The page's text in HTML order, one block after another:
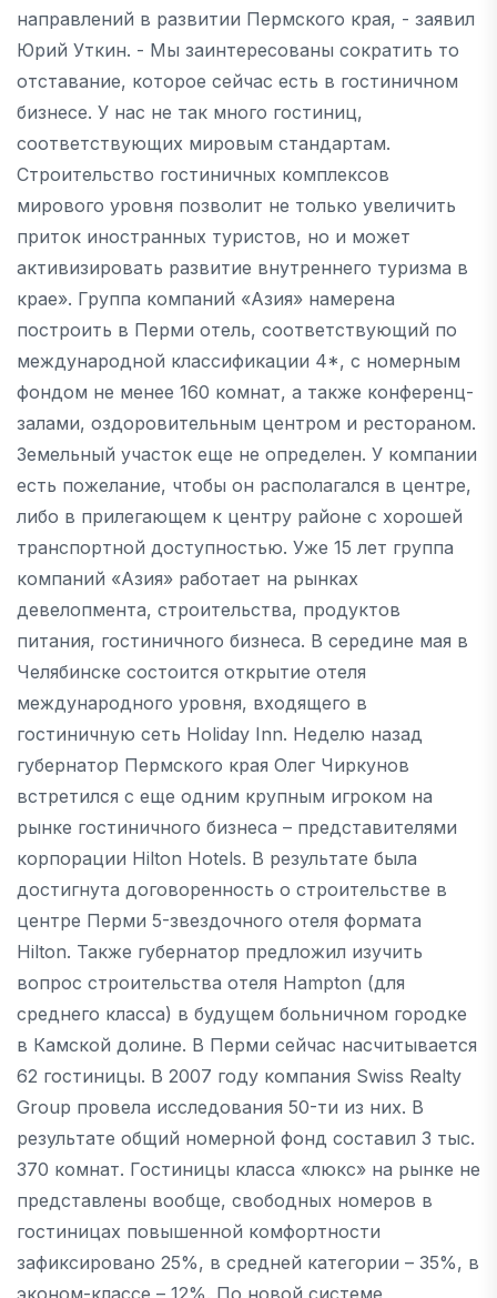
направлений в развитии Пермского края, - заявил
Юрий Уткин. - Мы заинтересованы сократить то
отставание, которое сейчас есть в гостиничном
бизнесе. У нас не так много гостиниц,
соответствующих мировым стандартам.
Строительство гостиничных комплексов
мирового уровня позволит не только увеличить
приток иностранных туристов, но и может
активизировать развитие внутреннего туризма в
крае». Группа компаний «Азия» намерена
построить в Перми отель, соответствующий по
международной классификации 4*, с номерным
фондом не менее 160 комнат, а также конференц-
залами, оздоровительным центром и рестораном.
Земельный участок еще не определен. У компании
есть пожелание, чтобы он располагался в центре,
либо в прилегающем к центру районе с хорошей
транспортной доступностью. Уже 15 лет группа
компаний «Азия» работает на рынках
девелопмента, строительства, продуктов
питания, гостиничного бизнеса. В середине мая в
Челябинске состоится открытие отеля
международного уровня, входящего в
гостиничную сеть Holiday Inn. Неделю назад
губернатор Пермского края Олег Чиркунов
встретился с еще одним крупным игроком на
рынке гостиничного бизнеса – представителями
корпорации Hilton Hotels. В результате была
достигнута договоренность о строительстве в
центре Перми 5-звездочного отеля формата
Hilton. Также губернатор предложил изучить
вопрос строительства отеля Hampton (для
среднего класса) в будущем больничном городке
в Камской долине. В Перми сейчас насчитывается
62 гостиницы. В 2007 году компания Swiss Realty
Group провела исследования 50-ти из них. В
результате общий номерной фонд составил 3 тыс.
370 комнат. Гостиницы класса «люкс» на рынке не
представлены вообще, свободных номеров в
гостиницах повышенной комфортности
зафиксировано 25%, в средней категории – 35%, в
эконом-классе – 12%. По новой системе,